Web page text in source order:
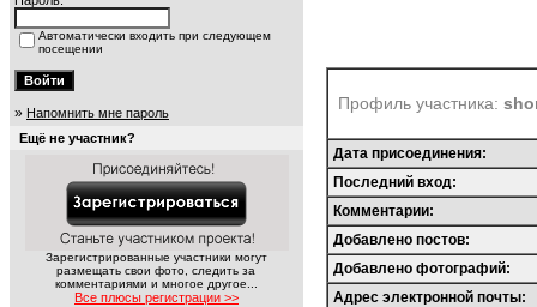
Автоматически входить при следующем
посещении
» Напомнить мне пароль
Ещё не участник?
Зарегистрированные участники могут
размещать свои фото, следить за
комментариями и многое другое...
Все плюсы регистрации >>
Профиль участника:
Дата присоединения:
Последний вход:
Комментарии:
Добавлено постов:
Добавлено фотографий:
Адрес электронной почты: